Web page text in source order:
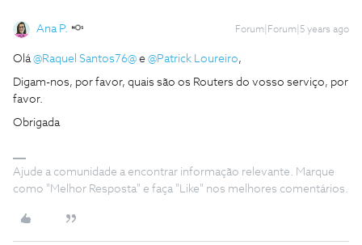
Ana P. Forum|Forum|5 years ago
Olá@Raquel Santos76@ e @Patrick Loureiro,
Digam-nos, por favor, quais são os Routers do vosso serviço, por
favor.
Obrigada
Ajude a comunidade a encontrar informação relevante. Marque
como "Melhor Resposta" e faça "Like" nos melhores comentários.